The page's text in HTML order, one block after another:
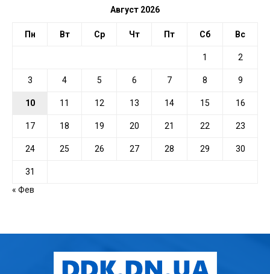
Август 2026
Пн Вт Ср Чт Пт Сб Вс
1 2
3 4 5 6 7 8 9
10 11 12 13 14 15 16
17 18 19 20 21 22 23
24 25 26 27 28 29 30
31
« Фев